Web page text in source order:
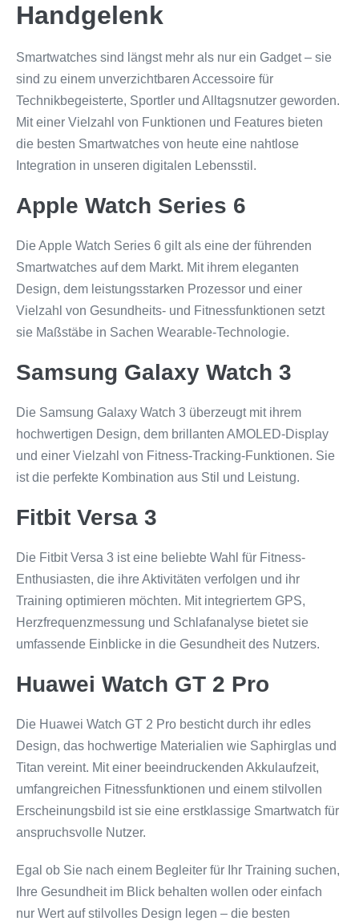
Handgelenk
Smartwatches sind längst mehr als nur ein Gadget – sie
sind zu einem unverzichtbaren Accessoire für
Technikbegeisterte, Sportler und Alltagsnutzer geworden.
Mit einer Vielzahl von Funktionen und Features bieten
die besten Smartwatches von heute eine nahtlose
Integration in unseren digitalen Lebensstil.
Apple Watch Series 6
Die Apple Watch Series 6 gilt als eine der führenden
Smartwatches auf dem Markt. Mit ihrem eleganten
Design, dem leistungsstarken Prozessor und einer
Vielzahl von Gesundheits- und Fitnessfunktionen setzt
sie Maßstäbe in Sachen Wearable-Technologie.
Samsung Galaxy Watch 3
Die Samsung Galaxy Watch 3 überzeugt mit ihrem
hochwertigen Design, dem brillanten AMOLED-Display
und einer Vielzahl von Fitness-Tracking-Funktionen. Sie
ist die perfekte Kombination aus Stil und Leistung.
Fitbit Versa 3
Die Fitbit Versa 3 ist eine beliebte Wahl für Fitness-
Enthusiasten, die ihre Aktivitäten verfolgen und ihr
Training optimieren möchten. Mit integriertem GPS,
Herzfrequenzmessung und Schlafanalyse bietet sie
umfassende Einblicke in die Gesundheit des Nutzers.
Huawei Watch GT 2 Pro
Die Huawei Watch GT 2 Pro besticht durch ihr edles
Design, das hochwertige Materialien wie Saphirglas und
Titan vereint. Mit einer beeindruckenden Akkulaufzeit,
umfangreichen Fitnessfunktionen und einem stilvollen
Erscheinungsbild ist sie eine erstklassige Smartwatch für
anspruchsvolle Nutzer.
Egal ob Sie nach einem Begleiter für Ihr Training suchen,
Ihre Gesundheit im Blick behalten wollen oder einfach
nur Wert auf stilvolles Design legen – die besten